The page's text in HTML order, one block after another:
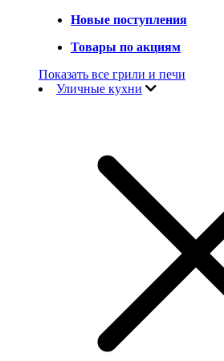
Новые поступления
Товары по акциям
Показать все грили и печи
Уличные кухни